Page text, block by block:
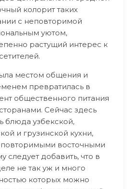
колорит таких
с неповторимой
уютом,
растущий интерес к
местом общения и
превратилась в
общественного питания
Сейчас здесь
блюда узбекской,
и грузинской кухни,
восточными
следует добавить, что в
не так уж и много
которых можно